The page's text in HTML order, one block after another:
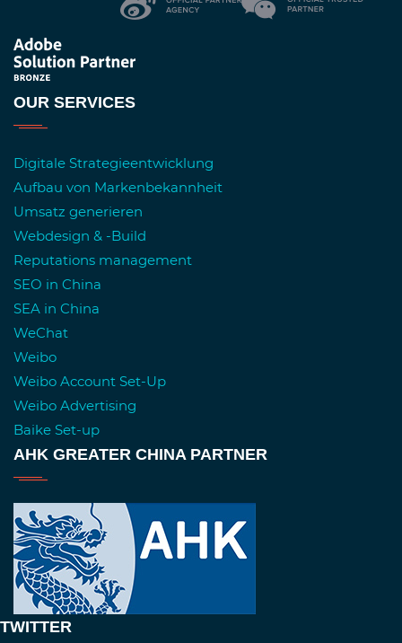
OUR SERVICES
Digitale Strategieentwicklung
Aufbau von Markenbekannheit
Umsatz generieren
Webdesign & -Build
Reputations management
SEO in China
SEA in China
WeChat
Weibo
Weibo Account Set-Up
Weibo Advertising
Baike Set-up
AHK GREATER CHINA PARTNER
TWITTER